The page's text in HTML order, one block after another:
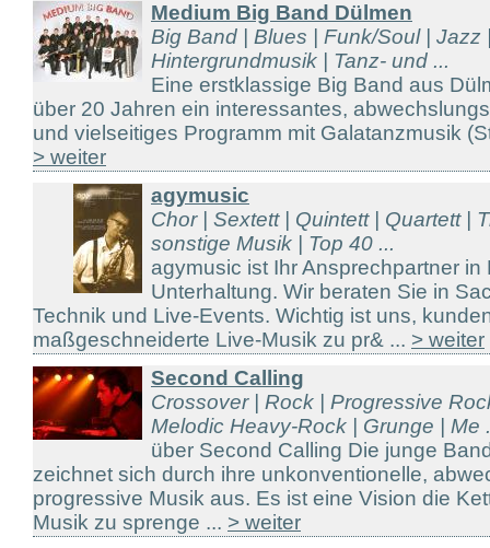
Medium Big Band Dülmen
Big Band | Blues | Funk/Soul | Jazz
Hintergrundmusik | Tanz- und ...
Eine erstklassige Big Band aus
über 20 Jahren ein interessantes,
und vielseitiges Programm mit Galatanzmusik
> weiter
agymusic
Chor | Sextett | Quintett | Quartett |
sonstige Musik | Top 40 ...
agymusic ist Ihr Ansprechpartner
Unterhaltung. Wir beraten Sie in
Technik und Live-Events. Wichtig ist uns,
maßgeschneiderte Live-Musik zu pr& ... > weiter
Second Calling
Crossover | Rock | Progressive
Melodic Heavy-Rock | Grunge | Me
über Second Calling Die junge
zeichnet sich durch ihre unkonventionelle,
progressive Musik aus. Es ist eine Vision die
Musik zu sprenge ... > weiter